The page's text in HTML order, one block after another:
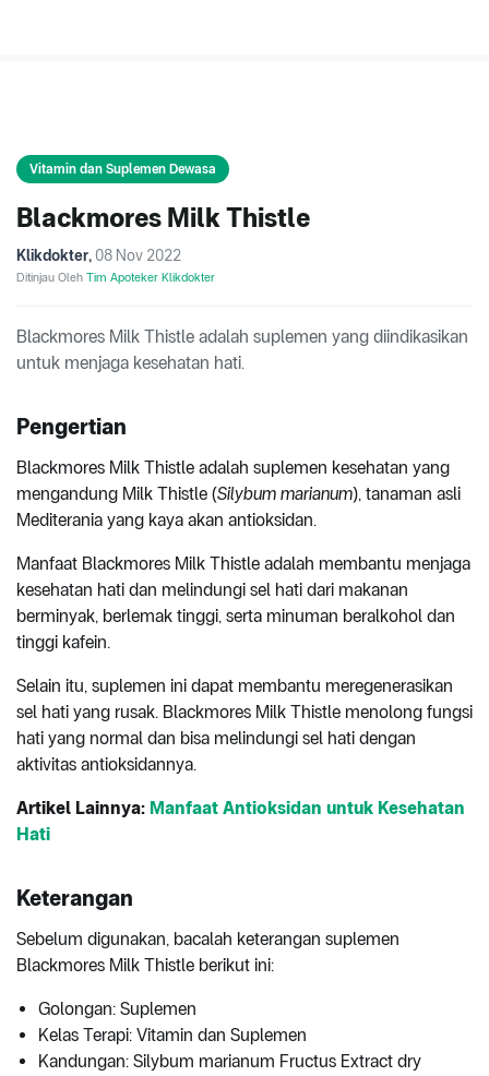
Vitamin dan Suplemen Dewasa
Blackmores Milk Thistle
Klikdokter, 08 Nov 2022
Ditinjau Oleh Tim Apoteker Klikdokter
Blackmores Milk Thistle adalah suplemen yang diindikasikan
untuk menjaga kesehatan hati.
Pengertian
Blackmores Milk Thistle adalah suplemen kesehatan yang
mengandung Milk Thistle (Silybum marianum), tanaman asli
Mediterania yang kaya akan antioksidan.
Manfaat Blackmores Milk Thistle adalah membantu menjaga
kesehatan hati dan melindungi sel hati dari makanan
berminyak, berlemak tinggi, serta minuman beralkohol dan
tinggi kafein.
Selain itu, suplemen ini dapat membantu meregenerasikan
sel hati yang rusak. Blackmores Milk Thistle menolong fungsi
hati yang normal dan bisa melindungi sel hati dengan
aktivitas antioksidannya.
Artikel Lainnya: Manfaat Antioksidan untuk Kesehatan
Hati
Keterangan
Sebelum digunakan, bacalah keterangan suplemen
Blackmores Milk Thistle berikut ini:
Golongan: Suplemen
Kelas Terapi: Vitamin dan Suplemen
Kandungan: Silybum marianum Fructus Extract dry